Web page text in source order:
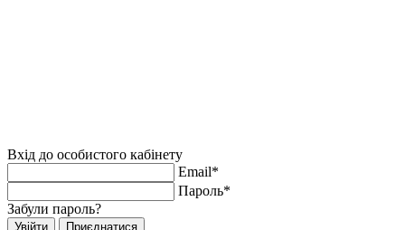
Вхід до особистого кабінету
Email*
Пароль*
Забули пароль?